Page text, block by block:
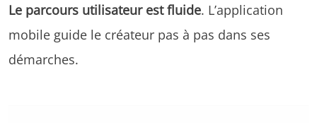
Le parcours utilisateur est fluide. L’application
mobile guide le créateur pas à pas dans ses
démarches.